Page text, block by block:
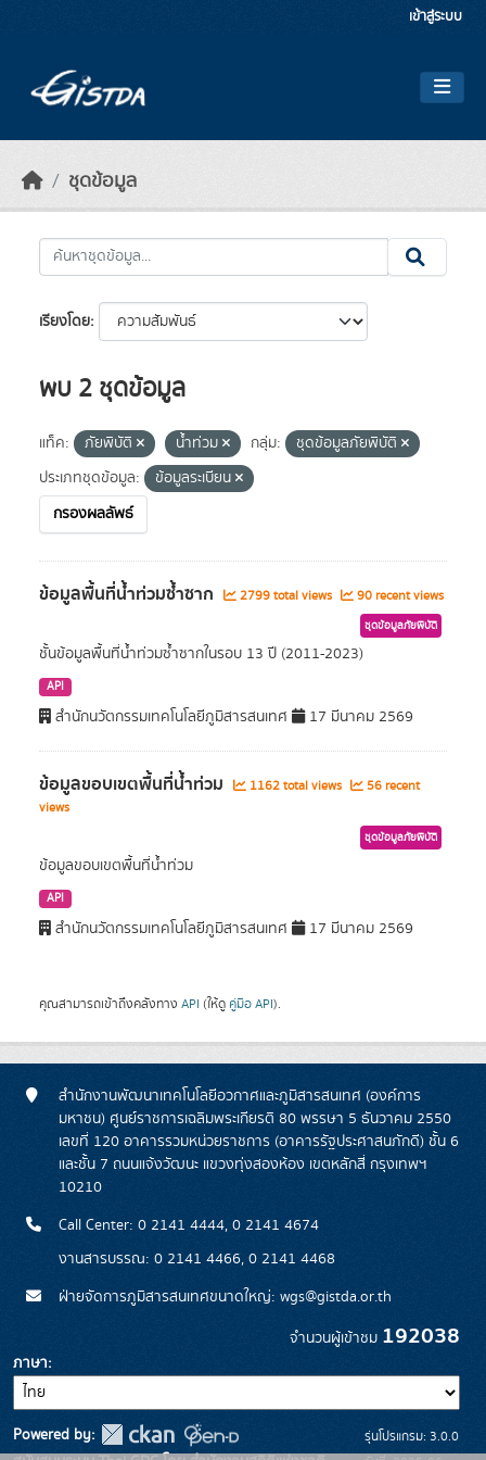
เข้าสู่ระบบ
ชุดข้อมูล
เรียงโดย
พบ 2 ชุดข้อมูล
แท็ค: ภัยพิบัติ น้ำท่วม กลุ่ม:
ชุดข้อมูลภัยพิบัติ
ประเภทชุดข้อมูล:
ข้อมูลระเบียน
กรองผลลัพธ์
ข้อมูลพื้นที่น้ำท่วมซ้ำซาก 2799 total views 90 recent views
ชุดข้อมูลภัยพิบัติ
ชั้นข้อมูลพื้นที่น้ำท่วมซ้ำซากในรอบ 13 ปี (2011-2023)
API
สำนักนวัตกรรมเทคโนโลยีภูมิสารสนเทศ 17 มีนาคม 2569
ข้อมูลขอบเขตพื้นที่น้ำท่วม 1162 total views
56 recent
views
ชุดข้อมูลภัยพิบัติ
ข้อมูลขอบเขตพื้นที่น้ำท่วม
API
สำนักนวัตกรรมเทคโนโลยีภูมิสารสนเทศ 17 มีนาคม 2569
คุณสามารถเข้าถึงคลังทาง API (ให้ดู คู่มือ API).
สำนักงานพัฒนาเทคโนโลยีอวกาศและภูมิสารสนเทศ (องค์การ
มหาชน) ศูนย์ราชการเฉลิมพระเกียรติ 80 พรรษา 5 ธันวาคม 2550
เลขที่ 120 อาคารรวมหน่วยราชการ (อาคารรัฐประศาสนภักดี) ชั้น 6
และชั้น 7 ถนนแจ้งวัฒนะ แขวงทุ่งสองห้อง เขตหลักสี่ กรุงเทพฯ
10210
Call Center: 0 2141 4444, 0 2141 4674
งานสารบรรณ: 0 2141 4466, 0 2141 4468
ฝ่ายจัดการภูมิสารสนเทศขนาดใหญ่: wgs@gistda.or.th
จำนวนผู้เข้าชม 192038
ภาษา
Powered by:
รุ่นโปรแกรม: 3.0.0